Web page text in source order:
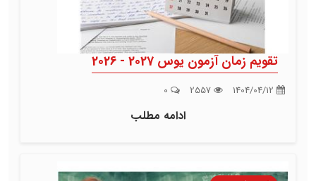
تقویم زمان آزمون یوس 2027 - 2026
ادامه مطلب